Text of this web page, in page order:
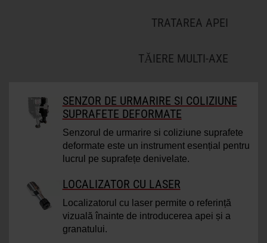
TRATAREA APEI
TĂIERE MULTI-AXE
SENZOR DE URMARIRE SI COLIZIUNE
SUPRAFETE DEFORMATE
Senzorul de urmarire si coliziune suprafete
deformate este un instrument esențial pentru
lucrul pe suprafețe denivelate.
LOCALIZATOR CU LASER
Localizatorul cu laser permite o referință
vizuală înainte de introducerea apei și a
granatului.